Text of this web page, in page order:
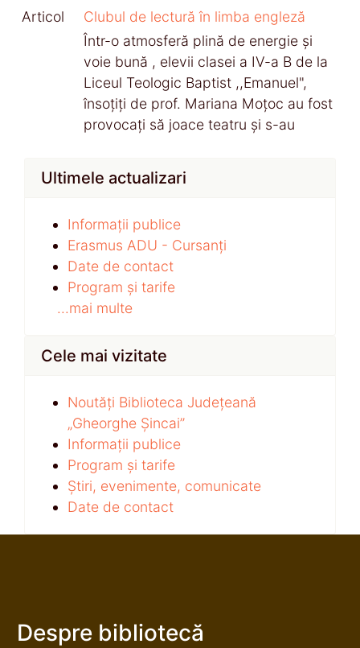
Articol
Clubul de lectură în limba engleză
Într-o atmosferă plină de energie și
voie bună , elevii clasei a IV-a B de la
Liceul Teologic Baptist ,,Emanuel",
însoțiți de prof. Mariana Moțoc au fost
provocați să joace teatru și s-au
Ultimele actualizari
Informații publice
Erasmus ADU - Cursanți
Date de contact
Program și tarife
...mai multe
Cele mai vizitate
Noutăți Biblioteca Județeană
„Gheorghe Șincai”
Informații publice
Program și tarife
Știri, evenimente, comunicate
Date de contact
Despre bibliotecă